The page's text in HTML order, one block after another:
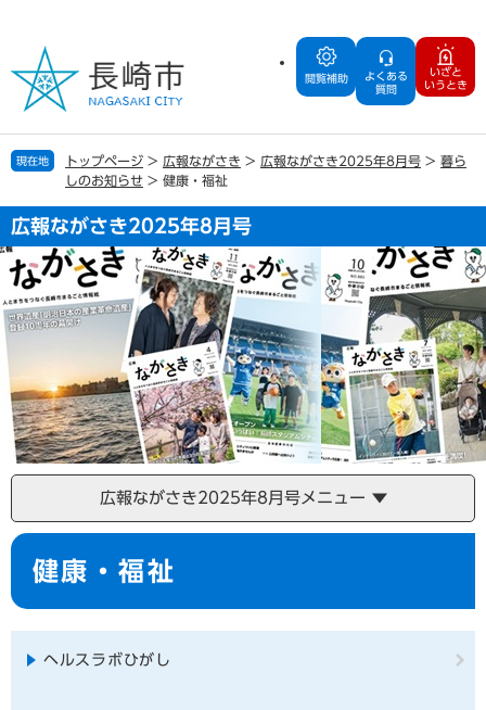
の
で
す
ー
ば
し
本
文
閲覧補助
よくある
質問
いざと
いうとき
現在地 トップページ > 広報ながさき > 広報ながさき2025年8月号 > 暮ら
しのお知らせ > 健康・福祉
広報ながさき2025年8月号
広報ながさき2025年8月号メニュー
本
健康・福祉
ヘルスラボひがし